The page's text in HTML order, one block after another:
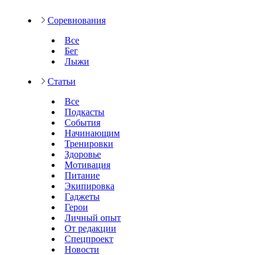
Соревнования
Все
Бег
Лыжи
Статьи
Все
Подкасты
События
Начинающим
Тренировки
Здоровье
Мотивация
Питание
Экипировка
Гаджеты
Герои
Личный опыт
От редакции
Спецпроект
Новости